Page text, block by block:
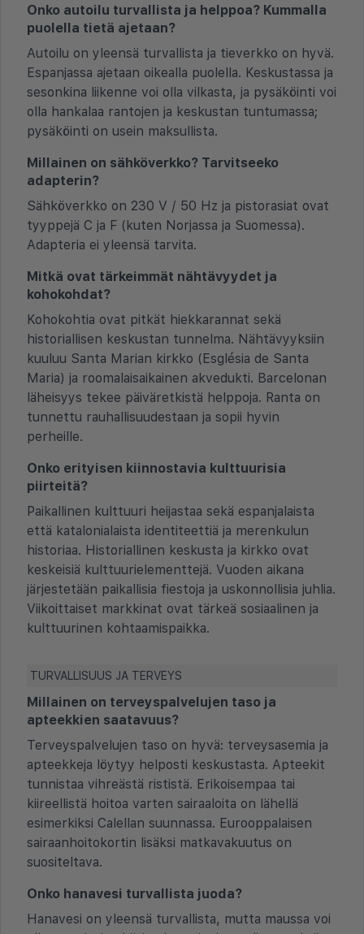
Onko autoilu turvallista ja helppoa? Kummalla
puolella tietä ajetaan?
Autoilu on yleensä turvallista ja tieverkko on hyvä.
Espanjassa ajetaan oikealla puolella. Keskustassa ja
sesonkina liikenne voi olla vilkasta, ja pysäköinti voi
olla hankalaa rantojen ja keskustan tuntumassa;
pysäköinti on usein maksullista.
Millainen on sähköverkko? Tarvitseeko
adapterin?
Sähköverkko on 230 V / 50 Hz ja pistorasiat ovat
tyyppejä C ja F (kuten Norjassa ja Suomessa).
Adapteria ei yleensä tarvita.
Mitkä ovat tärkeimmät nähtävyydet ja
kohokohdat?
Kohokohtia ovat pitkät hiekkarannat sekä
historiallisen keskustan tunnelma. Nähtävyyksiin
kuuluu Santa Marian kirkko (Església de Santa
Maria) ja roomalaisaikainen akvedukti. Barcelonan
läheisyys tekee päiväretkistä helppoja. Ranta on
tunnettu rauhallisuudestaan ja sopii hyvin
perheille.
Onko erityisen kiinnostavia kulttuurisia
piirteitä?
Paikallinen kulttuuri heijastaa sekä espanjalaista
että katalonialaista identiteettiä ja merenkulun
historiaa. Historiallinen keskusta ja kirkko ovat
keskeisiä kulttuurielementtejä. Vuoden aikana
järjestetään paikallisia fiestoja ja uskonnollisia juhlia.
Viikoittaiset markkinat ovat tärkeä sosiaalinen ja
kulttuurinen kohtaamispaikka.
TURVALLISUUS JA TERVEYS
Millainen on terveyspalvelujen taso ja
apteekkien saatavuus?
Terveyspalvelujen taso on hyvä: terveysasemia ja
apteekkeja löytyy helposti keskustasta. Apteekit
tunnistaa vihreästä rististä. Erikoisempaa tai
kiireellistä hoitoa varten sairaaloita on lähellä
esimerkiksi Calellan suunnassa. Eurooppalaisen
sairaanhoitokortin lisäksi matkavakuutus on
suositeltava.
Onko hanavesi turvallista juoda?
Hanavesi on yleensä turvallista, mutta maussa voi